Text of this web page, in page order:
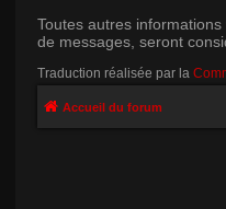
Toutes autres
de messages, seront
Traduction réalisée par la
Accueil du forum